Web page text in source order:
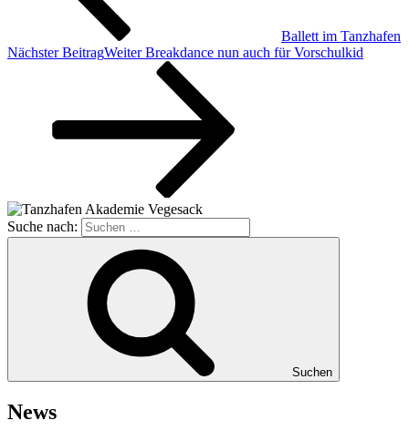
Ballett im Tanzhafen
Nächster BeitragWeiter Breakdance nun auch für Vorschulkid
Suche nach:
Suchen
News